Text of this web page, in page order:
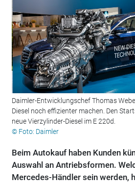
Daimler-Entwicklungschef Thomas
Diesel noch effizienter machen. Den
neue Vierzylinder-Diesel im E 220d.
© Foto: Daimler
Beim Autokauf haben Kunden
Auswahl an Antriebsformen.
Mercedes-Händler sein werden,